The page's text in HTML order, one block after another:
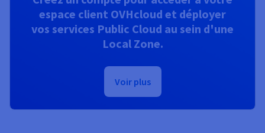
espace client OVHcloud et déployer
vos services Public Cloud au sein d'une
Local Zone.
Voir plus